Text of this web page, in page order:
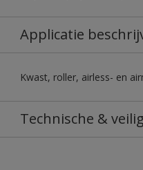
Applicatie
Kwast, roller, airless- en
Technische &